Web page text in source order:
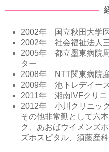
2002年 国立秋田大学
2002年 社会福祉法人
2005年 都立墨東病院
ター
2008年 NTT関東病院
2009年 池下レデイー
2011年 湘南IVFクリニ
2012年 小川クリニック
その他非常勤として六
ク、あおばウイメンズ
ズホスピタル、須藤産